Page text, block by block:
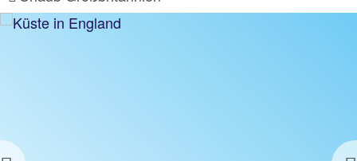
GROSSBRITANNIEN HOTELS